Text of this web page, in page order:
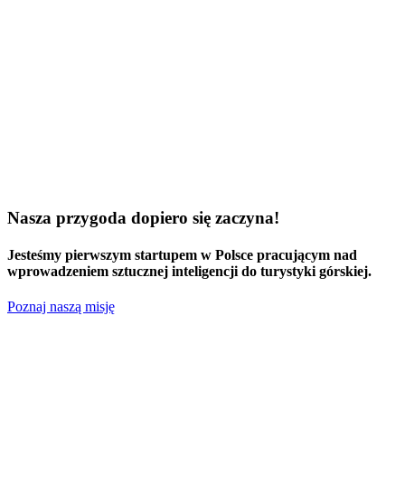
Nasza przygoda dopiero się zaczyna!
Jesteśmy pierwszym startupem w Polsce pracującym nad
wprowadzeniem sztucznej inteligencji do turystyki górskiej.
Poznaj naszą misję